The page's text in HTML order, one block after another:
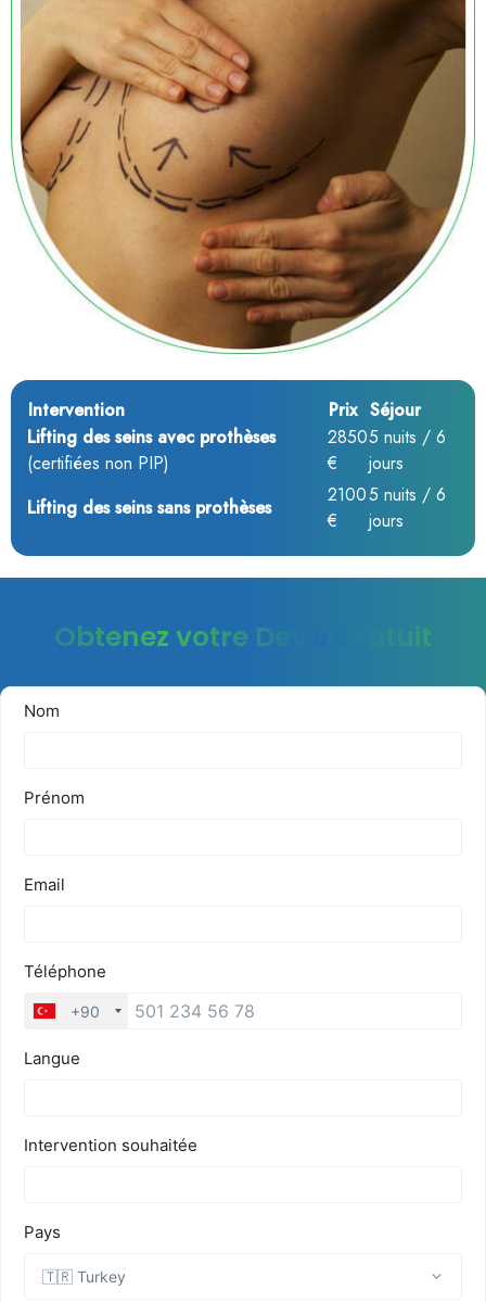
Intervention Prix Séjour
Lifting des seins avec prothèses
(certifiées non PIP)
2850
€
5 nuits / 6
jours
Lifting des seins sans prothèses
2100
€
5 nuits / 6
jours
Obtenez votre Devis Gratuit